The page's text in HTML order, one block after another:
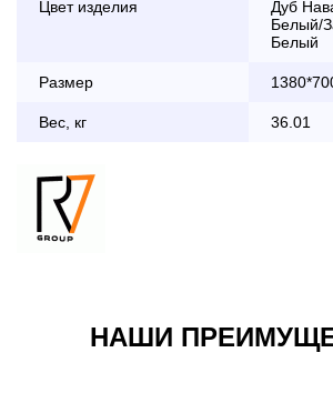
Цвет изделия
Дуб
Белый/
Белый
Размер
Вес, кг 36.01
дни с 8:30 до 18:00
2 000 руб.
Доставка по Московской области с 8:30
До 90 000 руб.
НАШИ